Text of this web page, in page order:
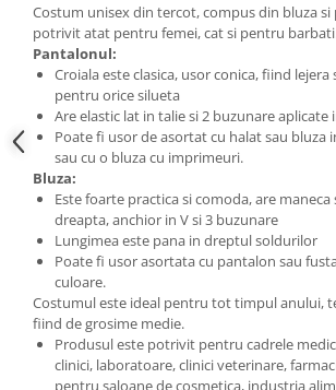
Costum unisex din tercot, compus din bluza si
potrivit atat pentru femei, cat si pentru
Pantalonul:
Croiala este clasica, usor conica, fiind
pentru orice silueta
Are elastic lat in talie si 2 buzunare aplicate
Poate fi usor de asortat cu halat sau bluza
sau cu o bluza cu imprimeuri.
Bluza:
Este foarte practica si comoda, are maneca
dreapta, anchior in V si 3 buzunare
Lungimea este pana in dreptul soldurilor
Poate fi usor asortata cu pantalon sau
culoare.
Costumul este ideal pentru tot timpul anului,
fiind de grosime medie.
Produsul este potrivit pentru cadrele
clinici, laboratoare, clinici veterinare,
pentru saloane de cosmetica, industria